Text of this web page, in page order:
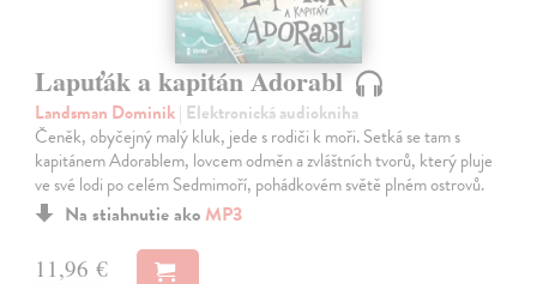
Lapuťák a kapitán Adorabl
Landsman Dominik| Elektronická audiokniha
Čeněk, obyčejný malý kluk, jede s rodiči k moři. Setká se tam s
kapitánem Adorablem, lovcem odměn a zvláštních tvorů, který pluje
ve své lodi po celém Sedmimoří, pohádkovém světě plném ostrovů.
Na stiahnutie ako MP3
11,96 €